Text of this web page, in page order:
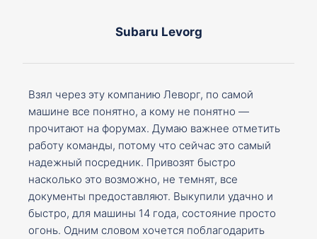
Subaru Levorg
Взял через эту компанию Леворг, по самой
машине все понятно, а кому не понятно —
прочитают на форумах. Думаю важнее отметить
работу команды, потому что сейчас это самый
надежный посредник. Привозят быстро
насколько это возможно, не темнят, все
документы предоставляют. Выкупили удачно и
быстро, для машины 14 года, состояние просто
огонь. Одним словом хочется поблагодарить